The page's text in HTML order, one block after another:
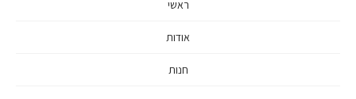
ראשי
אודות
חנות